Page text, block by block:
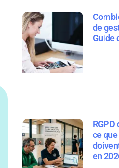
de
Guide
RGPD
ce
en